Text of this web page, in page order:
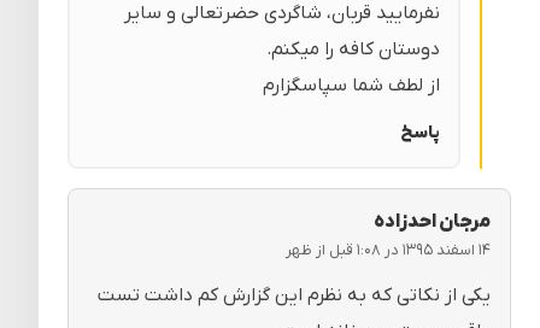
نفرمایید قربان، شاگردی حضرتعالی و سایر
دوستان کافه را میکنم.
از لطف شما سپاسگزارم
پاسخ
مرجان احدزاده
۱۴ اسفند ۱۳۹۵ در ۱:۰۸ قبل از ظهر
یکی از نکاتی که به نظرم این گزارش کم داشت تست